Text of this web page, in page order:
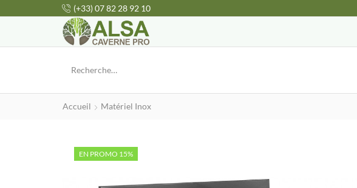
(+33) 07 82 28 92 10
Accueil Matériel Inox
EN PROMO 15%